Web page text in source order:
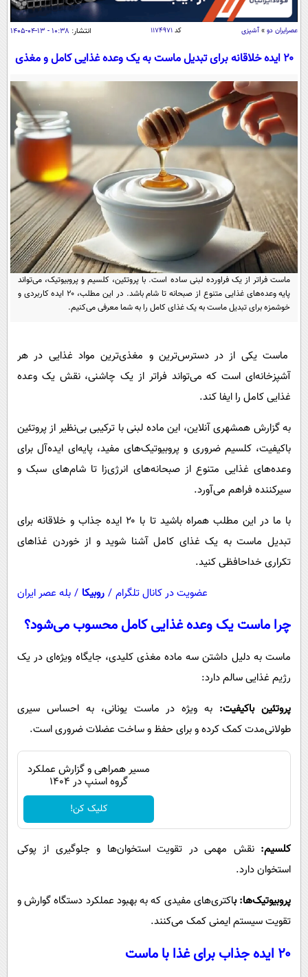
سیاسی
اقتصاد
جامعه
سلامت
یک برش دانایی
محیط زیست
سفر و تفریح
سیاست خارجی
فرهنگ و هنر
علم و دانش
فناوری و It
علمی
قرآن
گوناگون
باشگاه مغز
مجله تصویری سلاح
فیلم
اقتصاد
ورزش
سیاست
سرگرمی
سلامت
فرهنگی
اجتماعی
حیات وحش
عصر ایران 2
خواندنی ها و دیدنی ها
داستان کوتاه
پیامک
آشپزی
آموزش زبان
عصرايران دو »آشپزی کد ۱۱۷۴۹۷۱ انتشار: ۱۰:۳۸ - ۱۳-۰۴-۱۴۰۵
۲۰ ایده خلاقانه برای تبدیل ماست به یک وعده غذایی کامل و مغذی
ماست فراتر از یک فراورده لبنی ساده است. با پروتئین، کلسیم و پروبیوتیک، می‌تواند
پایه وعده‌های غذایی متنوع از صبحانه تا شام باشد. در این مطلب، ۲۰ ایده کاربردی و
خوشمزه برای تبدیل ماست به یک غذای کامل را به شما معرفی می‌کنیم.
ماست یکی از در دسترس‌ترین و مغذی‌ترین مواد غذایی در هر
آشپزخانه‌ای است که می‌تواند فراتر از یک چاشنی، نقش یک وعده
غذایی کامل را ایفا کند.
به گزارش همشهری آنلاین، این ماده لبنی با ترکیبی بی‌نظیر از پروتئین
باکیفیت، کلسیم ضروری و پروبیوتیک‌های مفید، پایه‌ای ایده‌آل برای
وعده‌های غذایی متنوع از صبحانه‌های انرژی‌زا تا شام‌های سبک و
سیرکننده فراهم می‌آورد.
با ما در این مطلب همراه باشید تا با ۲۰ ایده جذاب و خلاقانه برای
تبدیل ماست به یک غذای کامل آشنا شوید و از خوردن غذاهای
تکراری خداحافظی کنید.
عضویت در کانال تلگرام / روبیکا / بله عصر ایران
چرا ماست یک وعده غذایی کامل محسوب می‌شود؟
ماست به دلیل داشتن سه ماده مغذی کلیدی، جایگاه ویژه‌ای در یک
رژیم غذایی سالم دارد:
پروتئین باکیفیت: به ویژه در ماست یونانی، به احساس سیری
طولانی‌مدت کمک کرده و برای حفظ و ساخت عضلات ضروری است.
مسیر همراهی و گزارش عملکرد
گروه اسنپ در ۱۴۰۴
کلیک کن!
کلسیم: نقش مهمی در تقویت استخوان‌ها و جلوگیری از پوکی
استخوان دارد.
پروبیوتیک‌ها: باکتری‌های مفیدی که به بهبود عملکرد دستگاه گوارش و
تقویت سیستم ایمنی کمک می‌کنند.
۲۰ ایده جذاب برای غذا با ماست